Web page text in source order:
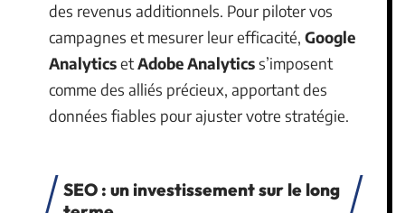
des revenus additionnels. Pour piloter vos
campagnes et mesurer leur efficacité, Google
AnalyticsetAdobe Analyticss’imposent
comme des alliés précieux, apportant des
données fiables pour ajuster votre stratégie.
SEO : un investissement sur le long